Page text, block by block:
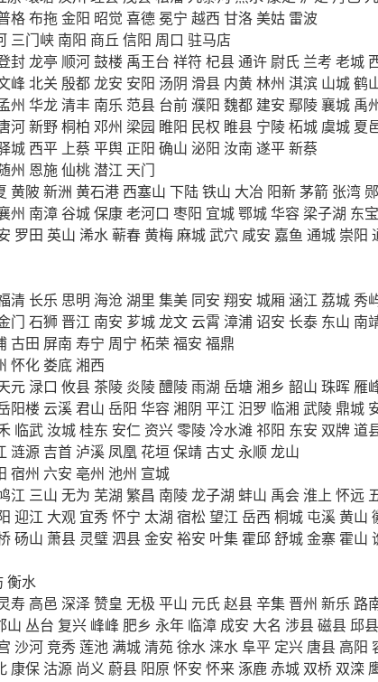
格布拖金阳 昭觉 喜德 冕宁 越西 甘洛 美姑 雷波
三门峡 南阳 商丘 信阳 周口 驻马店
封龙亭 顺河鼓楼 禹王台 祥符 杞县通许 尉氏 兰考 老城
峰 北关 殷都龙安 安阳 汤阴 滑县 内黄林州 淇滨 山城鹤
州 华龙清丰 南乐 范县 台前濮阳 魏都 建安 鄢陵襄城 禹
河新野桐柏 邓州 梁园 睢阳 民权 睢县 宁陵柘城 虞城 夏
城 西平 上蔡 平舆 正阳 确山 泌阳 汝南 遂平新蔡
州 恩施仙桃潜江 天门
黄陂 新洲 黄石港 西塞山 下陆铁山 大冶 阳新茅箭 张湾
州 南漳谷城保康老河口 枣阳 宜城鄂城华容 梁子湖 东宝
罗田 英山 浠水蕲春黄梅麻城武穴 咸安 嘉鱼 通城 崇阳
清 长乐 思明 海沧 湖里 集美 同安 翔安 城厢 涵江 荔城秀
门 石狮 晋江 南安 芗城龙文 云霄 漳浦诏安 长泰 东山 南
古田 屏南 寿宁 周宁 柘荣 福安 福鼎
怀化 娄底湘西
元 渌口 攸县茶陵 炎陵醴陵雨湖 岳塘湘乡 韶山 珠晖 雁
阳楼 云溪君山 岳阳 华容湘阴 平江 汨罗 临湘 武陵鼎城
临武 汝城桂东 安仁 资兴零陵 冷水滩 祁阳 东安 双牌道
涟源 吉首 泸溪 凤凰 花垣保靖古丈 永顺龙山
宿州 六安 亳州 池州 宣城
江 三山 无为 芜湖 繁昌 南陵龙子湖 蚌山 禹会淮上 怀远
迎江 大观 宜秀怀宁 太湖 宿松 望江 岳西 桐城 屯溪黄山
砀山 萧县 灵璧泗县金安 裕安 叶集 霍邱舒城金寨 霍山
衡水
寿 高邑 深泽 赞皇 无极 平山 元氏赵县辛集 晋州 新乐 路
山 丛台 复兴 峰峰 肥乡 永年 临漳 成安 大名 涉县磁县邱县
沙河竞秀莲池 满城清苑徐水 涞水阜平 定兴 唐县 高阳
康保 沽源 尚义 蔚县 阳原 怀安 怀来涿鹿赤城 双桥 双滦